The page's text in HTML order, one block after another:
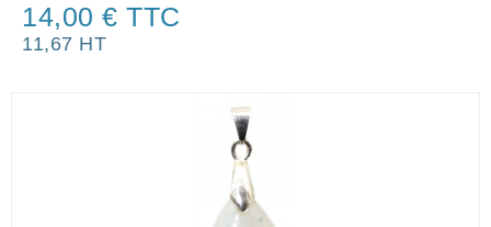
14,00 € TTC
11,67 HT